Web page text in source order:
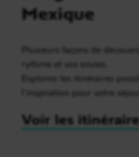
Mexique
Plusieurs façons de
rythme et vos envies.
Explorez les itinéraires
l’inspiration pour votre séjour.
Voir les